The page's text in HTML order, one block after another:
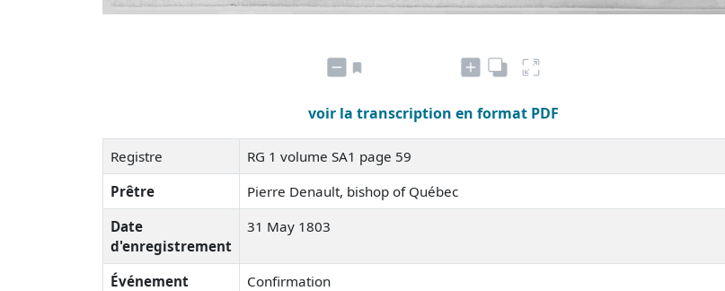
voir la transcription en format PDF
Registre
RG 1 volume SA1 page 59
Prêtre
Pierre Denault, bishop of Québec
Date
d'enregistrement
31 May 1803
Événement
Confirmation